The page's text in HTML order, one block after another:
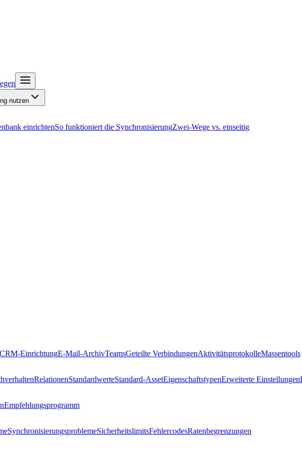
nutzen
einrichtenSo funktioniert die SynchronisierungZwei-Wege vs. einseitig
CRM-EinrichtungE-Mail-ArchivTeamsGeteilte VerbindungenAktivitätsprotokolleMassentools
RelationenStandardwerteStandard-AssetEigenschaftstypenErweiterte Einstellungen
Empfehlungsprogramm
SynchronisierungsproblemeSicherheitslimitsFehlercodesRatenbegrenzungen